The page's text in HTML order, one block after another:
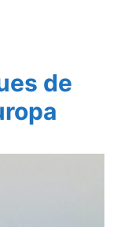
de